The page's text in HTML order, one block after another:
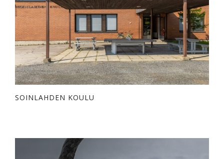
SOINLAHDEN KOULU